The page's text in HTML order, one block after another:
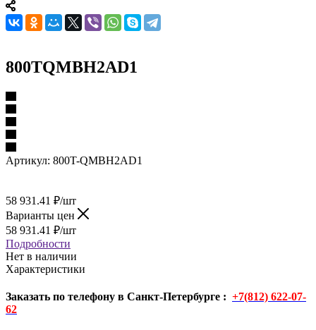
800TQMBH2AD1
Артикул: 800T-QMBH2AD1
58 931.41 ₽/шт
Варианты цен
58 931.41 ₽/шт
Подробности
Нет в наличии
Характеристики
Заказать по телефону в Санкт-Петербурге : +7(812) 622-07-
62